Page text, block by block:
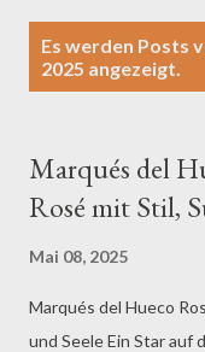
Es werden Posts
2025 angezeigt.
Marqués del
Rosé mit Stil,
Mai 08, 2025
Marqués del Hueco
und Seele Ein Star auf